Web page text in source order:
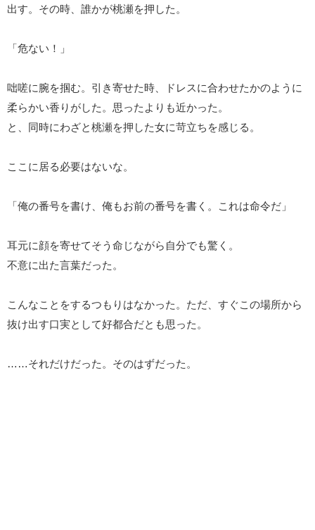
出す。その時、誰かが桃瀬を押した。
「危ない！」
咄嗟に腕を掴む。引き寄せた時、ドレスに合わせたかのように
柔らかい香りがした。思ったよりも近かった。
と、同時にわざと桃瀬を押した女に苛立ちを感じる。
ここに居る必要はないな。
「俺の番号を書け、俺もお前の番号を書く。これは命令だ」
耳元に顔を寄せてそう命じながら自分でも驚く。
不意に出た言葉だった。
こんなことをするつもりはなかった。ただ、すぐこの場所から
抜け出す口実として好都合だとも思った。
……それだけだった。そのはずだった。